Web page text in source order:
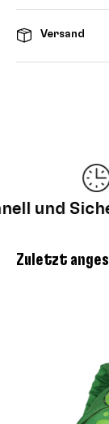
Versand
und Sicher
Zuletzt